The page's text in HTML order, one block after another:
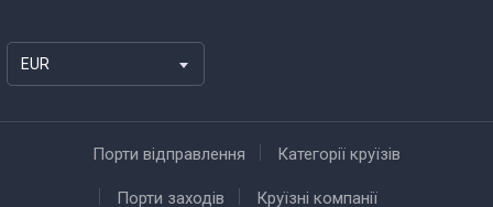
EUR
Порти відправлення Категорії круїзів
Порти заходів Круїзні компанії